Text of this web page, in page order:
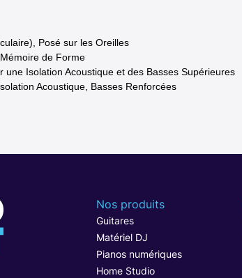
Posé sur les Oreilles
de Forme
une Isolation Acoustique et des Basses Supérieures
Acoustique, Basses Renforcées
Nos produits
Guitares
Matériel DJ
Pianos numériques
Home Studio